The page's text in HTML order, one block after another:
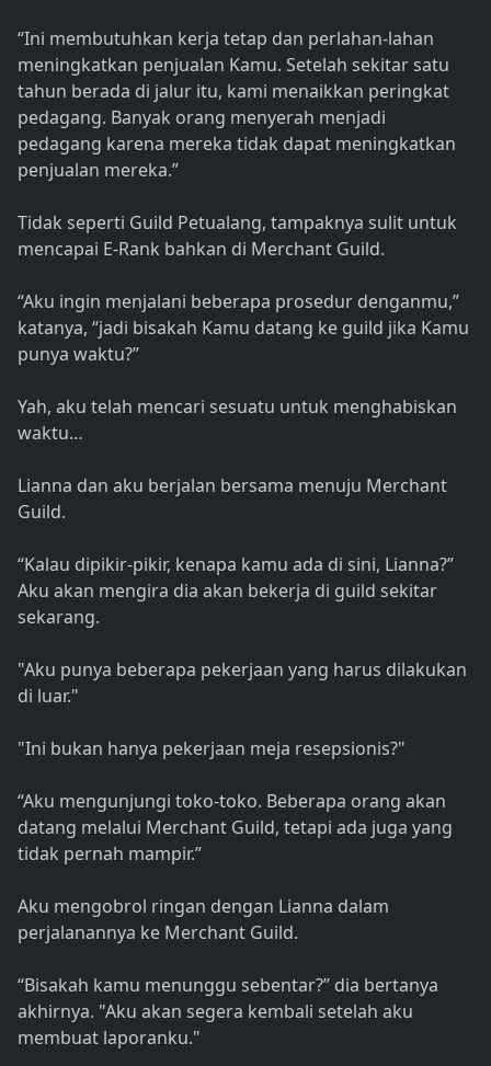
“Ini membutuhkan kerja tetap dan perlahan-lahan
meningkatkan penjualan Kamu. Setelah sekitar satu
tahun berada di jalur itu, kami menaikkan peringkat
pedagang. Banyak orang menyerah menjadi
pedagang karena mereka tidak dapat meningkatkan
penjualan mereka.”
Tidak seperti Guild Petualang, tampaknya sulit untuk
mencapai E-Rank bahkan di Merchant Guild.
“Aku ingin menjalani beberapa prosedur denganmu,”
katanya, “jadi bisakah Kamu datang ke guild jika Kamu
punya waktu?”
Yah, aku telah mencari sesuatu untuk menghabiskan
waktu…
Lianna dan aku berjalan bersama menuju Merchant
Guild.
“Kalau dipikir-pikir, kenapa kamu ada di sini, Lianna?”
Aku akan mengira dia akan bekerja di guild sekitar
sekarang.
"Aku punya beberapa pekerjaan yang harus dilakukan
di luar."
"Ini bukan hanya pekerjaan meja resepsionis?"
“Aku mengunjungi toko-toko. Beberapa orang akan
datang melalui Merchant Guild, tetapi ada juga yang
tidak pernah mampir.”
Aku mengobrol ringan dengan Lianna dalam
perjalanannya ke Merchant Guild.
“Bisakah kamu menunggu sebentar?” dia bertanya
akhirnya. "Aku akan segera kembali setelah aku
membuat laporanku."